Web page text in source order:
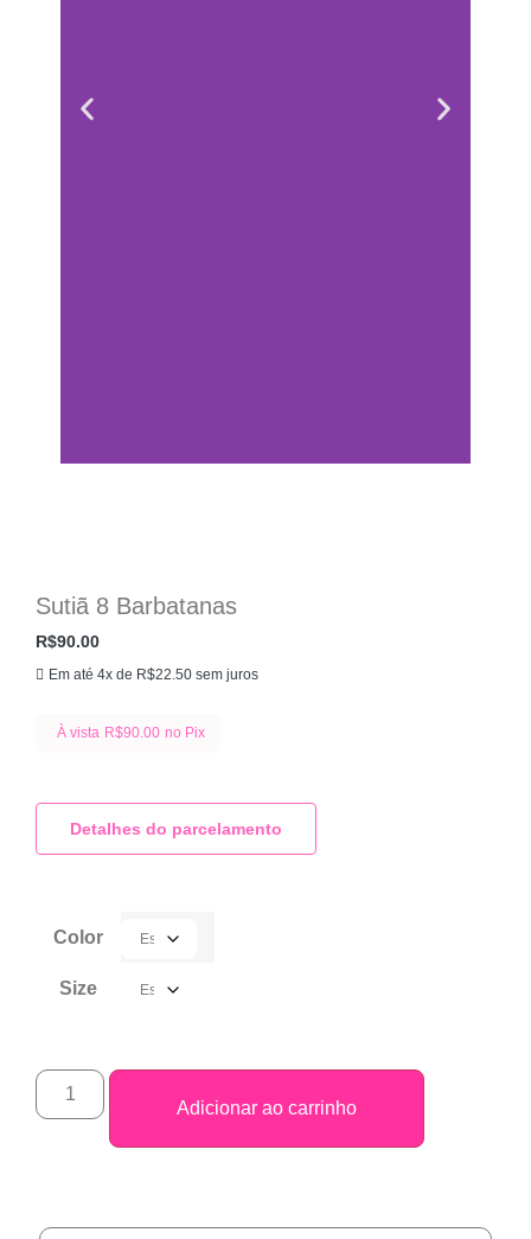
Sutiã 8 Barbatanas
R$90.00
Em até 4x de R$22.50 sem juros
À vista R$90.00 no Pix
Detalhes do parcelamento
Color
Size
Adicionar ao carrinho